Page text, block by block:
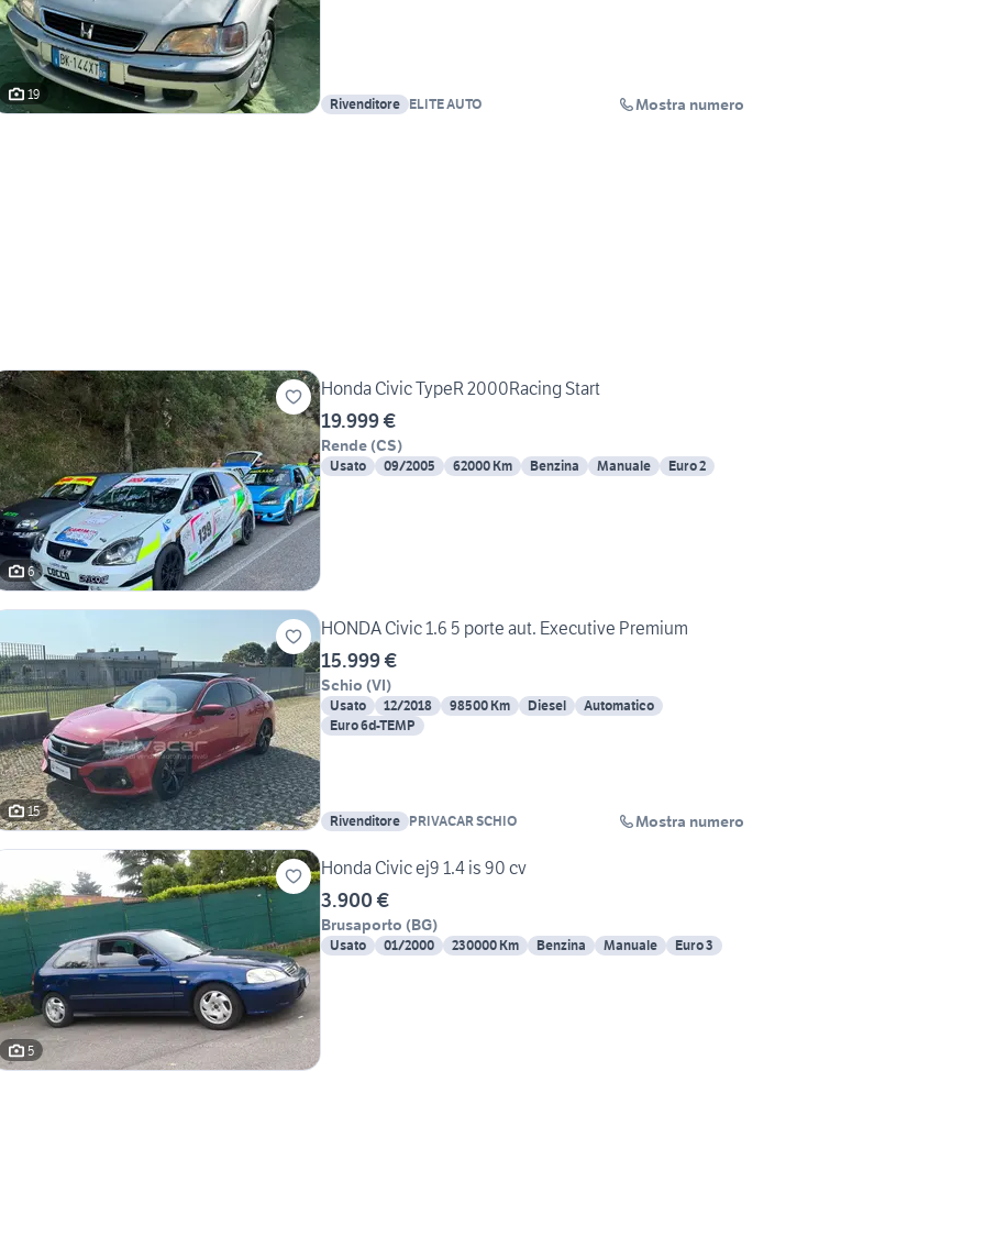
19
Rivenditore ELITE AUTO Mostra numero
6
Honda Civic TypeR 2000Racing Start
19.999 €
Rende (CS)
Usato 09/2005 62000 Km Benzina Manuale Euro 2
15
HONDA Civic 1.6 5 porte aut. Executive Premium
15.999 €
Schio (VI)
Usato 12/2018 98500 Km Diesel
Automatico
Euro 6d-TEMP
Rivenditore PRIVACAR SCHIO Mostra numero
5
Honda Civic ej9 1.4 is 90 cv
3.900 €
Brusaporto (BG)
Usato 01/2000 230000 Km Benzina Manuale Euro 3